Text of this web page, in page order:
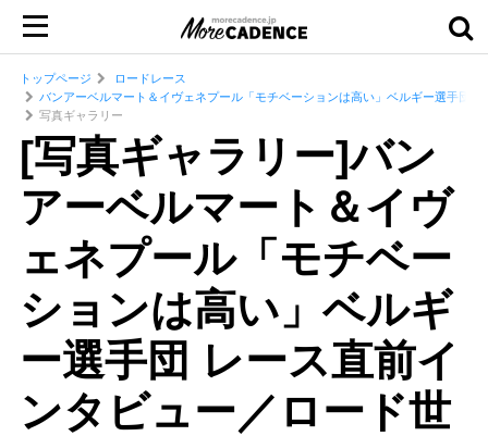
トップページ
ロードレース
バンアーベルマート＆イヴェネプール「モチベーションは高い」ベルギー選手団
写真ギャラリー
[写真ギャラリー]バン
アーベルマート＆イヴ
ェネプール「モチベー
ションは高い」ベルギ
ー選手団 レース直前イ
ンタビュー／ロード世